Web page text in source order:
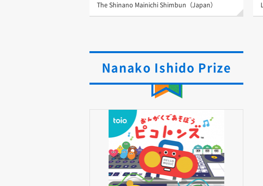
The Shinano Mainichi Shimbun（Japan）
Nanako Ishido Prize